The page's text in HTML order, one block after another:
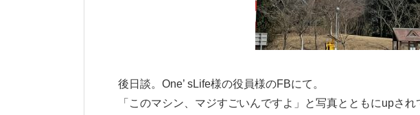
後日談。One’ sLife様の役員様のFBにて。
「このマシン、マジすごいんですよ」と写真とともにupされ